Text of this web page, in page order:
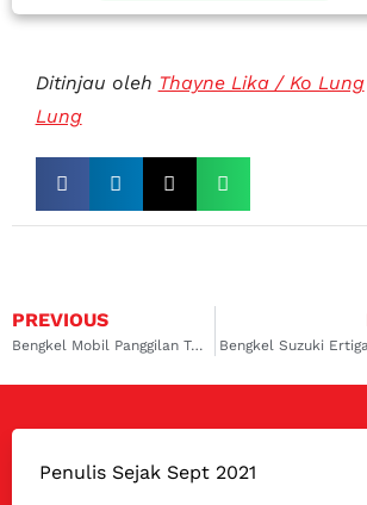
Ditinjau oleh Thayne Lika / Ko Lung
Lung
PREVIOUS
Bengkel Mobil Panggilan Terpercaya
Penulis Sejak Sept 2021